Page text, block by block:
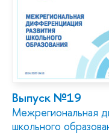
Выпуск №19
Межрегиональная
школьного